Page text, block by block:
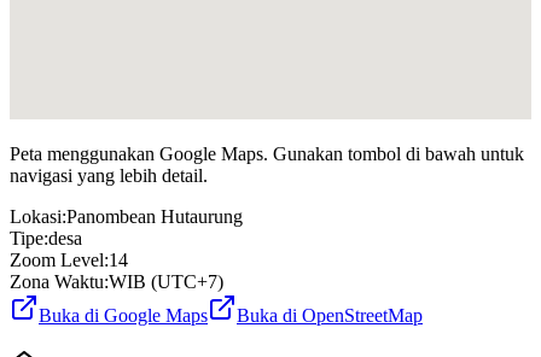
Peta menggunakan Google Maps. Gunakan tombol di bawah untuk
navigasi yang lebih detail.
Lokasi:Panombean Hutaurung
Tipe:desa
Zoom Level:14
Zona Waktu:WIB (UTC+7)
Buka di Google Maps
Buka di OpenStreetMap